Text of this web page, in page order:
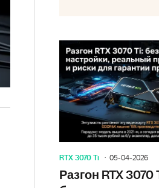
RTX 3070 Ti 05-04-2026
Разгон RTX 3070